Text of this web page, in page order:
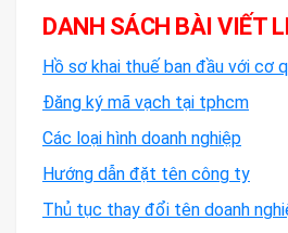
DANH SÁCH BÀI VIẾT
Hồ sơ khai thuế ban đầu với cơ
Đăng ký mã vạch tại tphcm
Các loại hình doanh nghiệp
Hướng dẫn đặt tên công ty
Thủ tục thay đổi tên doanh